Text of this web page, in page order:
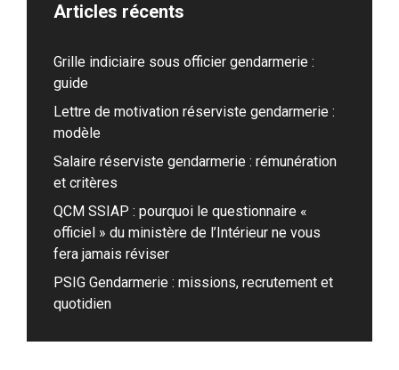
Articles récents
Grille indiciaire sous officier gendarmerie :
guide
Lettre de motivation réserviste gendarmerie :
modèle
Salaire réserviste gendarmerie : rémunération
et critères
QCM SSIAP : pourquoi le questionnaire «
officiel » du ministère de l’Intérieur ne vous
fera jamais réviser
PSIG Gendarmerie : missions, recrutement et
quotidien